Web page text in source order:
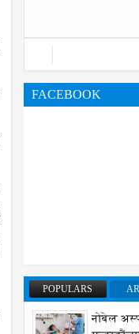
FACEBOOK
POPULARS
नोबेल